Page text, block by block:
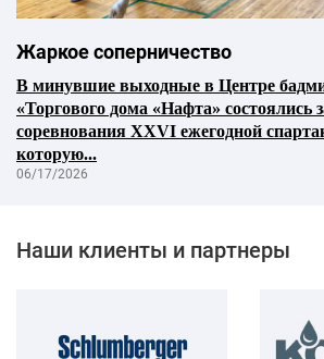
Жаркое соперничество
В минувшие выходные в Центре
«Торгового дома «Нафта»
соревнования XXVI ежегодной
которую...
06/17/2026
Наши клиенты и партнеры